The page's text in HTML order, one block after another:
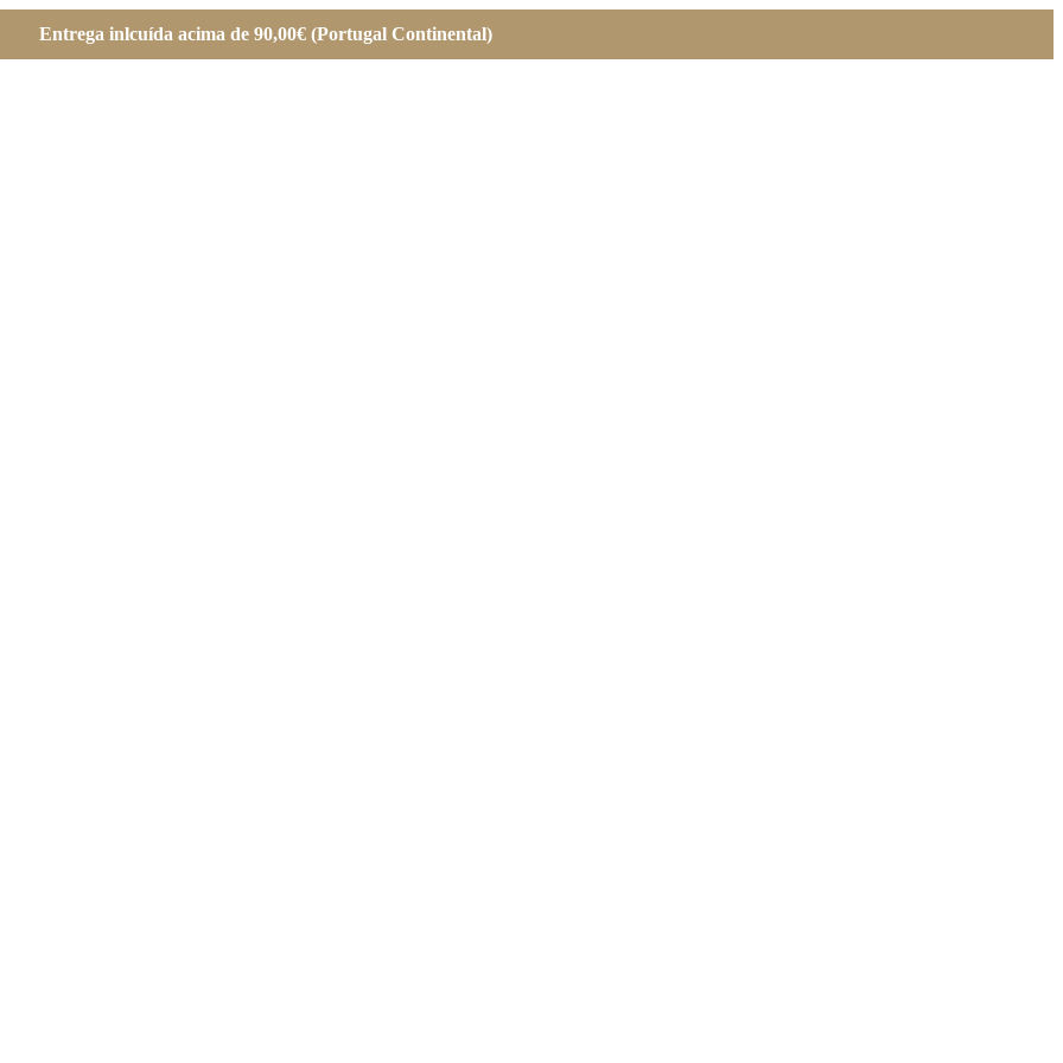
Entrega inlcuída acima de 90,00€ (Portugal Continental)